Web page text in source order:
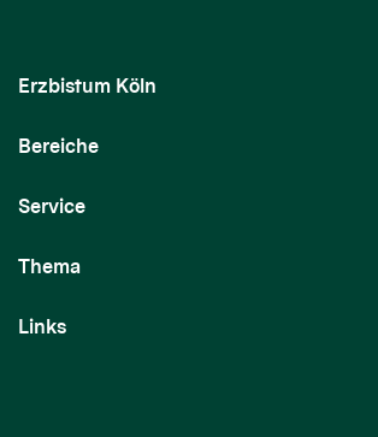
Erzbistum Köln
Bereiche
Service
Thema
Links